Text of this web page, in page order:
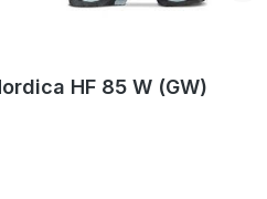
HF 85 W (GW)